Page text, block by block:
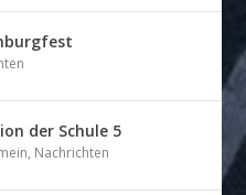
der Schule 5
, Nachrichten